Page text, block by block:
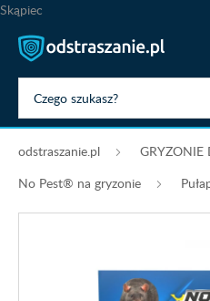
Skąpiec
odstraszanie.pl
GRYZONIE
No Pest® na gryzonie